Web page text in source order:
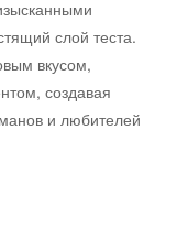
слой теста.
вкусом,
создавая
и любителей